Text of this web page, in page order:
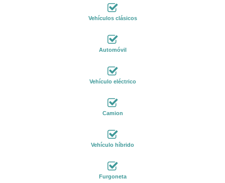
Vehículos clásicos
Automóvil
Vehículo eléctrico
Camion
Vehículo híbrido
Furgoneta